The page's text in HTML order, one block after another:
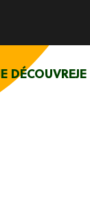
DÉCOUVRE